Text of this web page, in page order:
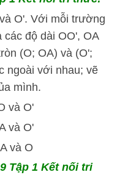
O'. Với mỗi trường
độ dài OO', OA
(O; OA) và (O';
ngoài với nhau; vẽ
mình.
và O'
và O'
và O
Tập 1 Kết nối tri